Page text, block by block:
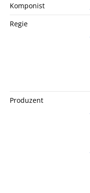
Komponist
Regie
Produzent